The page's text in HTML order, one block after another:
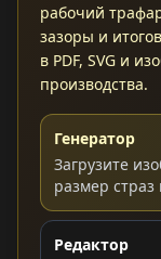
рабочий
зазоры и
в PDF, SVG и
производства.
Генератор
Загрузите
размер страз
Редактор